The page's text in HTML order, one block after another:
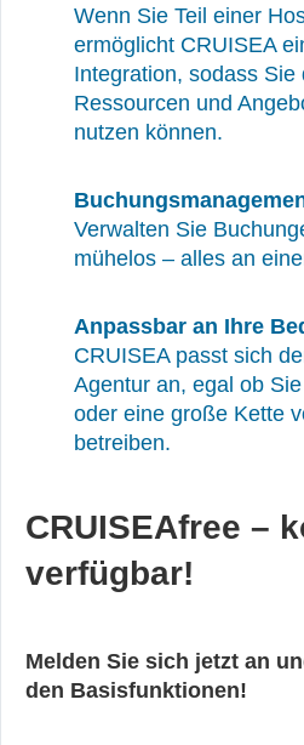
Wenn Sie Teil einer
ermöglicht CRUISEA
Integration, sodass
Ressourcen und
nutzen können.
Verwalten Sie
mühelos – alles an
Anpassbar an Ihre
CRUISEA passt sich
Agentur an, egal ob
oder eine große Kette
betreiben.
CRUISEAfree –
verfügbar!
Melden Sie sich jetzt an
den Basisfunktionen!